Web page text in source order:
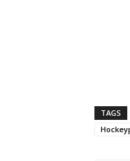
TAGS